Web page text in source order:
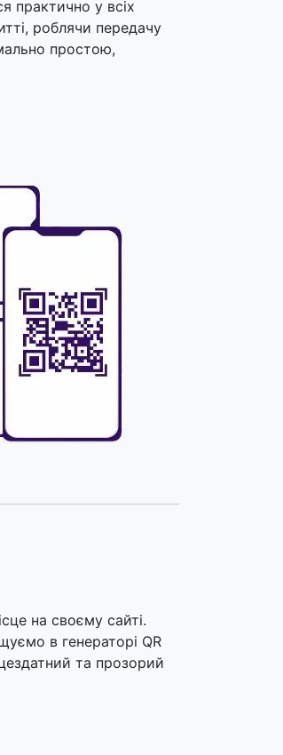
практично у всіх
роблячи передачу
простою,
на своєму сайті.
в генераторі QR
та прозорий